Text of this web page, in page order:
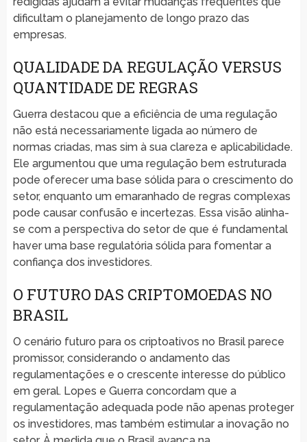
dificultam o planejamento de longo prazo das
empresas.
QUALIDADE DA REGULAÇÃO VERSUS
QUANTIDADE DE REGRAS
Guerra destacou que a eficiência de uma regulação
não está necessariamente ligada ao número de
normas criadas, mas sim à sua clareza e aplicabilidade.
Ele argumentou que uma regulação bem estruturada
pode oferecer uma base sólida para o crescimento do
setor, enquanto um emaranhado de regras complexas
pode causar confusão e incertezas. Essa visão alinha-
se com a perspectiva do setor de que é fundamental
haver uma base regulatória sólida para fomentar a
confiança dos investidores.
O FUTURO DAS CRIPTOMOEDAS NO
BRASIL
O cenário futuro para os criptoativos no Brasil parece
promissor, considerando o andamento das
regulamentações e o crescente interesse do público
em geral. Lopes e Guerra concordam que a
regulamentação adequada pode não apenas proteger
os investidores, mas também estimular a inovação no